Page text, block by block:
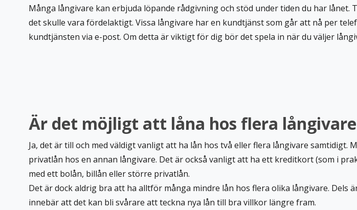
Många långivare kan erbjuda löpande rådgivning och stöd under tiden du har
det skulle vara fördelaktigt. Vissa långivare har en kundtjänst som går att nå per
kundtjänsten via e-post. Om detta är viktigt för dig bör det spela in när du väljer
Är det möjligt att låna hos flera
Ja, det är till och med väldigt vanligt att ha lån hos två eller flera långivare
privatlån hos en annan långivare. Det är också vanligt att ha ett kreditkort (som i
med ett bolån, billån eller större privatlån.
Det är dock aldrig bra att ha alltför många mindre lån hos flera olika långivare.
innebär att det kan bli svårare att teckna nya lån till bra villkor längre fram.